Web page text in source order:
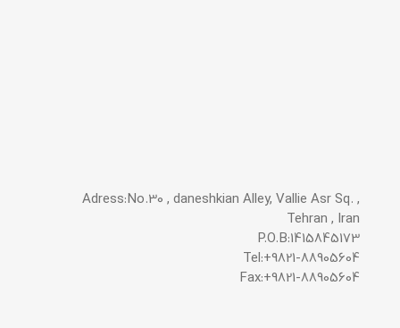
Adress:No.30 , daneshkian Alley, Vallie Asr Sq. ,
Tehran , Iran
P.O.B:1415845173
Tel:+9821-88905604
Fax:+9821-88905604